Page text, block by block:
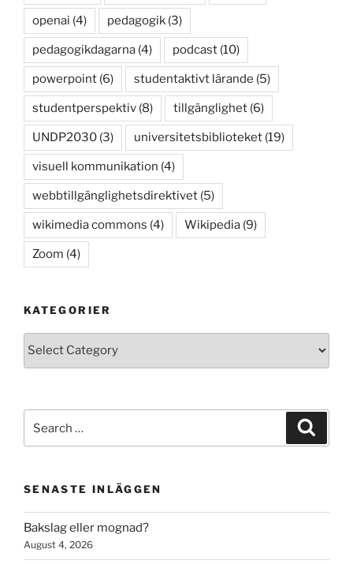
openai (4) pedagogik (3)
pedagogikdagarna (4) podcast (10)
powerpoint (6) studentaktivt lärande (5)
studentperspektiv (8) tillgänglighet (6)
UNDP2030 (3) universitetsbiblioteket (19)
visuell kommunikation (4)
webbtillgänglighetsdirektivet (5)
wikimedia commons (4) Wikipedia (9)
Zoom (4)
KATEGORIER
Kategorier
for:
SENASTE INLÄGGEN
Bakslag eller mognad?
August 4, 2026